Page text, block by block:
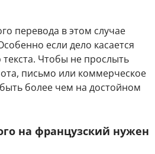
перевода в этом случае
если дело касается
Чтобы не прослыть
письмо или коммерческое
более чем на достойном
на французский нужен